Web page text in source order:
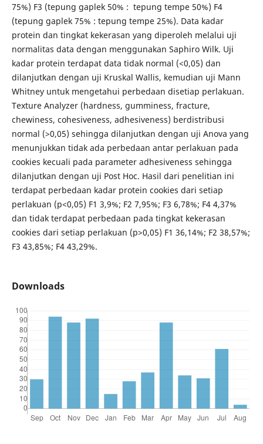
75%) F3 (tepung gaplek 50% : tepung tempe 50%) F4
(tepung gaplek 75% : tepung tempe 25%). Data kadar
protein dan tingkat kekerasan yang diperoleh melalui uji
normalitas data dengan menggunakan Saphiro Wilk. Uji
kadar protein terdapat data tidak normal (<0,05) dan
dilanjutkan dengan uji Kruskal Wallis, kemudian uji Mann
Whitney untuk mengetahui perbedaan disetiap perlakuan.
Texture Analyzer (hardness, gumminess, fracture,
chewiness, cohesiveness, adhesiveness) berdistribusi
normal (>0,05) sehingga dilanjutkan dengan uji Anova yang
menunjukkan tidak ada perbedaan antar perlakuan pada
cookies kecuali pada parameter adhesiveness sehingga
dilanjutkan dengan uji Post Hoc. Hasil dari penelitian ini
terdapat perbedaan kadar protein cookies dari setiap
perlakuan (p<0,05) F1 3,9%; F2 7,95%; F3 6,78%; F4 4,37%
dan tidak terdapat perbedaan pada tingkat kekerasan
cookies dari setiap perlakuan (p>0,05) F1 36,14%; F2 38,57%;
F3 43,85%; F4 43,29%.
Downloads